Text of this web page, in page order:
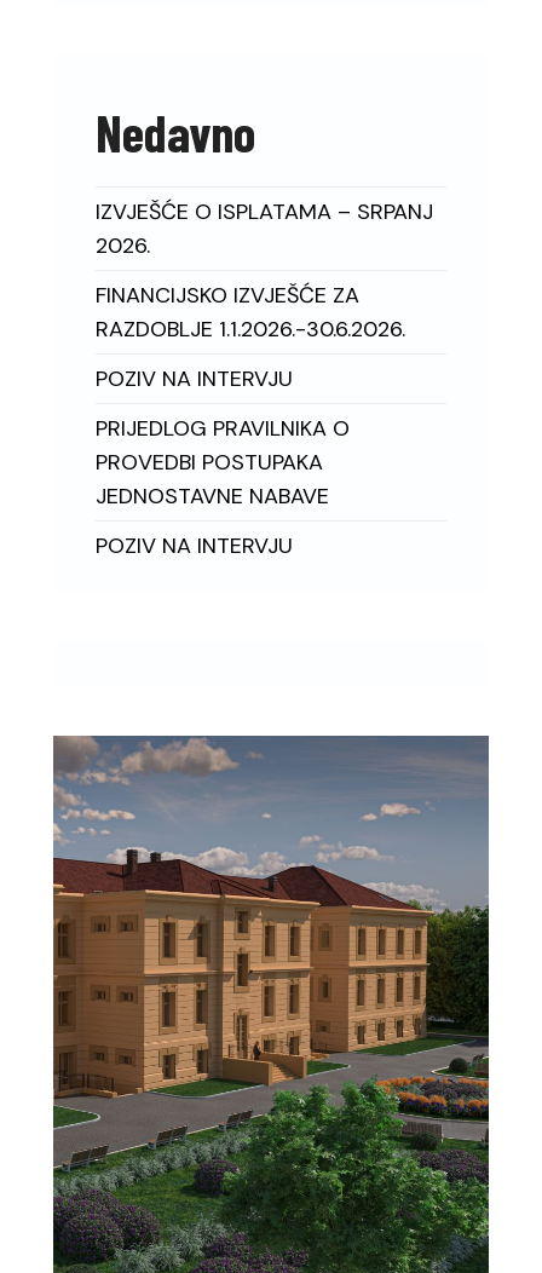
Nedavno
IZVJEŠĆE O ISPLATAMA – SRPANJ
2026.
FINANCIJSKO IZVJEŠĆE ZA
RAZDOBLJE 1.1.2026.-30.6.2026.
POZIV NA INTERVJU
PRIJEDLOG PRAVILNIKA O
PROVEDBI POSTUPAKA
JEDNOSTAVNE NABAVE
POZIV NA INTERVJU